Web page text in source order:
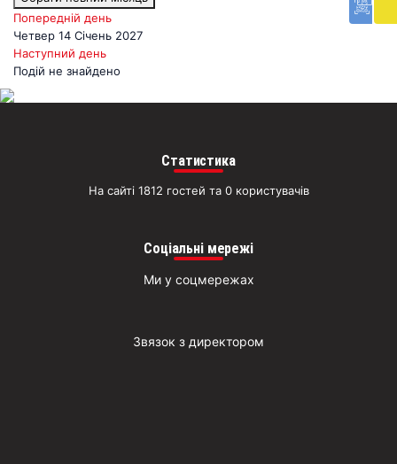
Попередній день
Четвер 14 Січень 2027
Наступний день
Подій не знайдено
Статистика
На сайті 1812 гостей та 0 користувачів
Соціальні мережі
Ми у соцмережах
Звязок з директором